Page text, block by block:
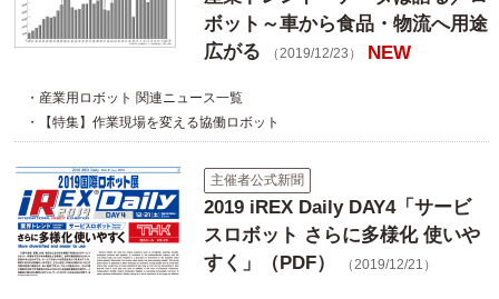
ボット～車から食品・物流へ用途
広がる
（2019/12/23） NEW
・産業用ロボット 関連ニュース一覧
・【特集】作業現場を変える協働ロボット
主催者公式新聞
2019 iREX Daily DAY4「サービ
スロボット さらに多様化 使いや
すく」（PDF）
（2019/12/21）